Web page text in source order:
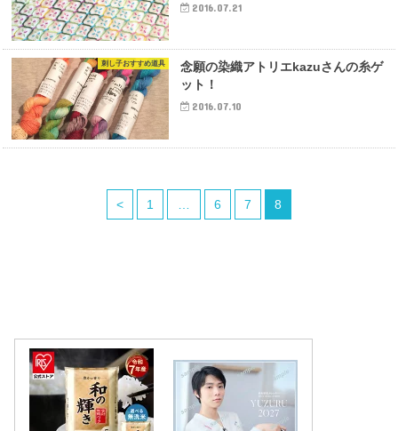
2016.07.21
刺し子おすすめ道具
念願の染織アトリエkazuさんの糸ゲ
ット！
2016.07.10
< 1 6 7 8